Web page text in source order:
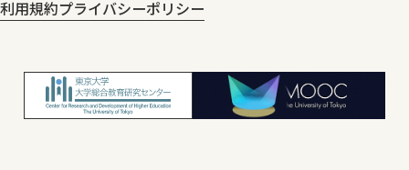
利用規約プライバシーポリシー